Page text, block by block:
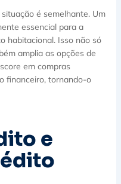
é semelhante. Um
essencial para a
habitacional. Isso não só
amplia as opções de
em compras
financeiro, tornando-o
e